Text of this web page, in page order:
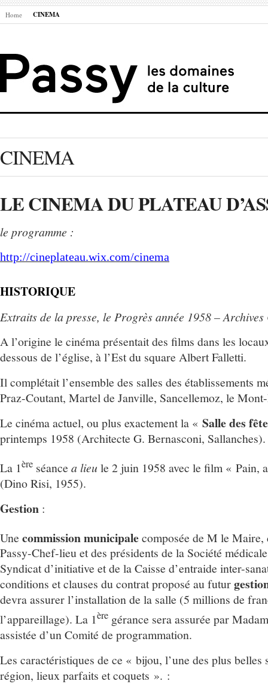
Home CINEMA
CINEMA
LE CINEMA DU PLATEAU
le programme :
http://cineplateau.wix.com/cinema
HISTORIQUE
Extraits de la presse, le Progrès année 1958 –
A l’origine le cinéma présentait des films dans les
dessous de l’église, à l’Est du square Albert Falletti.
Il complétait l’ensemble des salles des établissements
Praz-Coutant, Martel de Janville, Sancellemoz, le
Le cinéma actuel, ou plus exactement la « Salle des
printemps 1958 (Architecte G. Bernasconi, Sallanches).
La 1ère séance a lieule 2 juin 1958 avec le film « Pain,
(Dino Risi, 1955).
Gestion :
Une commission municipalecomposée de M le Maire,
Passy-Chef-lieu et des présidents de la Société
Syndicat d’initiative et de la Caisse d’entraide inter-
conditions et clauses du contrat proposé au futur
devra assurer l’installation de la salle (5 millions de
l’appareillage). La 1ère gérance sera assurée par
assistée d’un Comité de programmation.
Les caractéristiques de ce « bijou, l’une des plus belles
région, lieux parfaits et coquets ». :